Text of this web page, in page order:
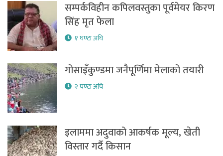
सम्पर्कविहीन कपिलवस्तुका पूर्वमेयर किरण
सिंह मृत फेला
१ घण्टा अघि
गोसाइँकुण्डमा जनैपूर्णिमा मेलाको तयारी
२ घण्टा अघि
इलाममा अदुवाको आकर्षक मूल्य, खेती
विस्तार गर्दै किसान